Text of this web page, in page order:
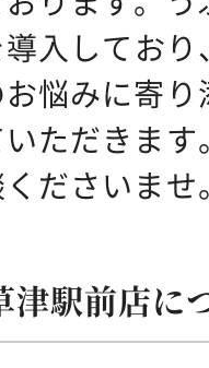
入してお
悩みに寄
ただきま
ださいませ
津駅前店に